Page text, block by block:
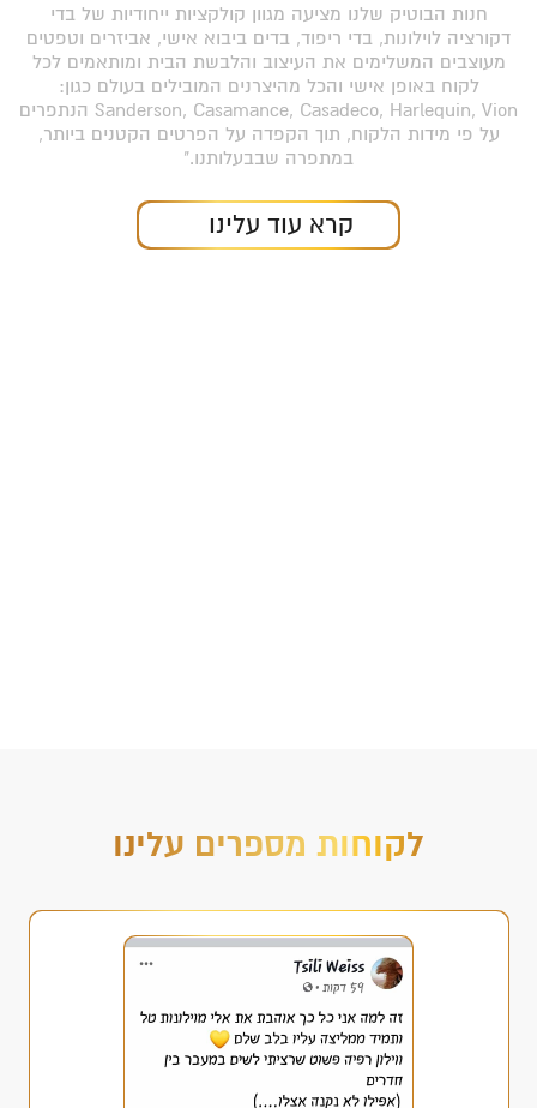
חנות הבוטיק שלנו מציעה מגוון קולקציות ייחודיות של בדי
דקורציה לוילונות, בדי ריפוד, בדים ביבוא אישי, אביזרים וטפטים
מעוצבים המשלימים את העיצוב והלבשת הבית ומותאמים לכל
לקוח באופן אישי והכל מהיצרנים המובילים בעולם כגון:
Sanderson, Casamance, Casadeco, Harlequin, Vion הנתפרים
על פי מידות הלקוח, תוך הקפדה על הפרטים הקטנים ביותר,
במתפרה שבבעלותנו."
קרא עוד עלינו
לקוחות מספרים עלינו